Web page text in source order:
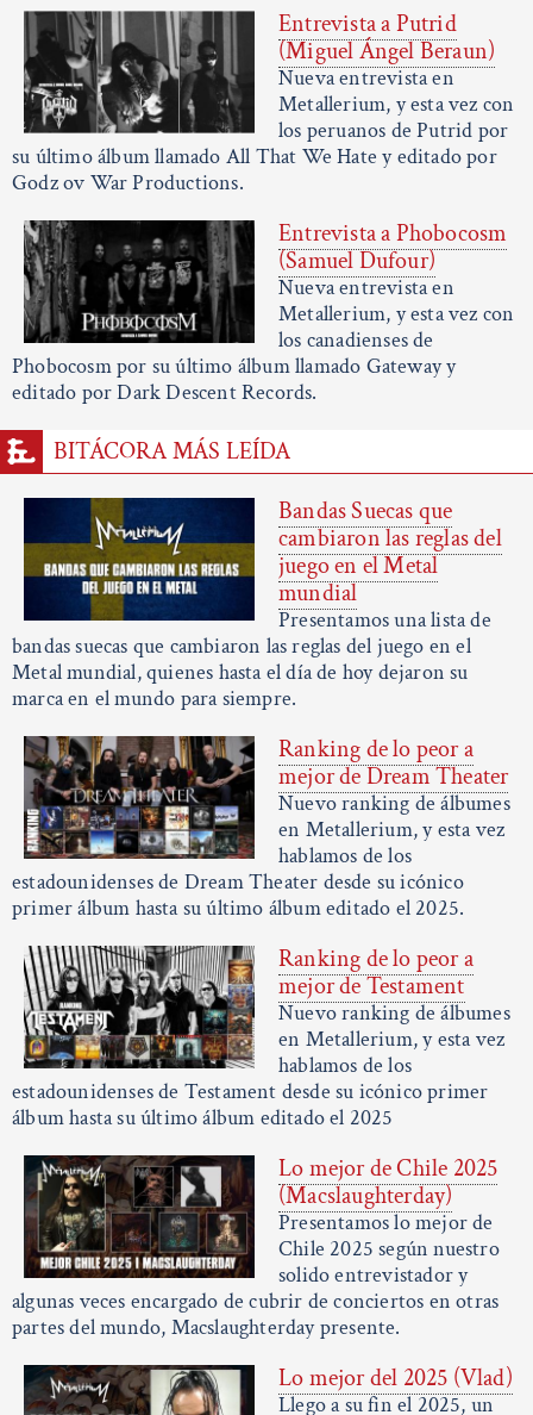
Entrevista a Putrid
(Miguel Ángel Beraun)
Nueva entrevista en
Metallerium, y esta vez con
los peruanos de Putrid por
su último álbum llamado All That We Hate y editado por
Godz ov War Productions.
Entrevista a Phobocosm
(Samuel Dufour)
Nueva entrevista en
Metallerium, y esta vez con
los canadienses de
Phobocosm por su último álbum llamado Gateway y
editado por Dark Descent Records.
BITÁCORA MÁS LEÍDA
Bandas Suecas que
cambiaron las reglas del
juego en el Metal
mundial
Presentamos una lista de
bandas suecas que cambiaron las reglas del juego en el
Metal mundial, quienes hasta el día de hoy dejaron su
marca en el mundo para siempre.
Ranking de lo peor a
mejor de Dream Theater
Nuevo ranking de álbumes
en Metallerium, y esta vez
hablamos de los
estadounidenses de Dream Theater desde su icónico
primer álbum hasta su último álbum editado el 2025.
Ranking de lo peor a
mejor de Testament
Nuevo ranking de álbumes
en Metallerium, y esta vez
hablamos de los
estadounidenses de Testament desde su icónico primer
álbum hasta su último álbum editado el 2025
Lo mejor de Chile 2025
(Macslaughterday)
Presentamos lo mejor de
Chile 2025 según nuestro
solido entrevistador y
algunas veces encargado de cubrir de conciertos en otras
partes del mundo, Macslaughterday presente.
Lo mejor del 2025 (Vlad)
Llego a su fin el 2025, un